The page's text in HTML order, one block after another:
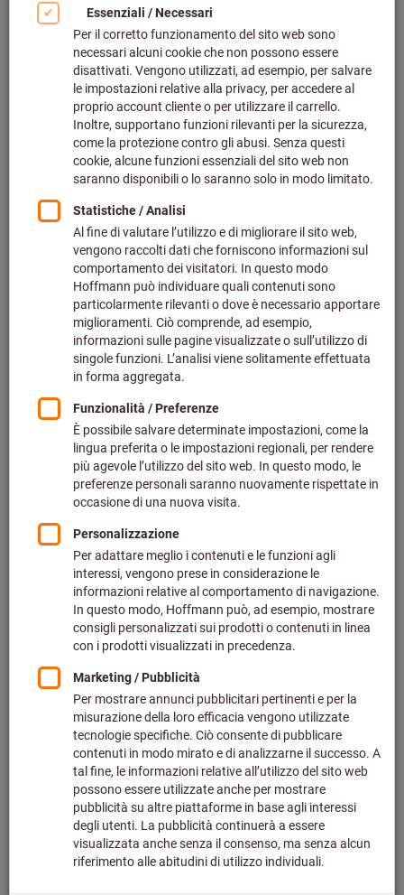
Bild zum Vergrößern anklicken
Preis pro 1 Stück
zzgl. Versandkosten
Individuelle Preisanzeige für Geschäftskunden nach
Anmeldung.
In den Warenkorb
Voraussichtliche Lieferzeit: 1-2 Wochen Speditionslieferung
Bitte beachten Sie die Lieferzeit und eingeschränkte